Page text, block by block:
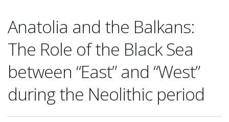
Anatolia and the Balkans:
The Role of the Black Sea
between “East” and “West”
during the Neolithic period